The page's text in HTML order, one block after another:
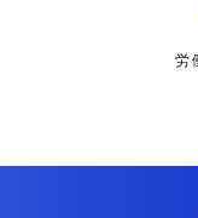
労